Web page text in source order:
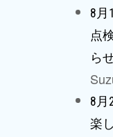
8月
点
ら
8
楽